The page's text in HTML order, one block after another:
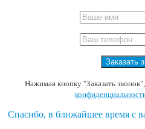
Нажимая кнопку "Заказать
Спасибо, в ближайшее время с